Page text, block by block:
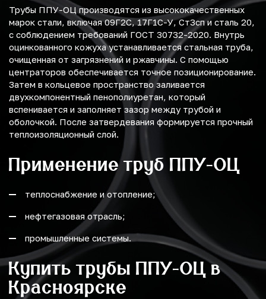
Трубы ППУ-ОЦ производятся из высококачественных
марок стали, включая 09Г2С, 17Г1С-У, Ст3сп и сталь 20,
с соблюдением требований ГОСТ 30732-2020. Внутрь
оцинкованного кожуха устанавливается стальная труба,
очищенная от загрязнений и ржавчины. С помощью
центраторов обеспечивается точное позиционирование.
Затем в кольцевое пространство заливается
двухкомпонентный пенополиуретан, который
вспенивается и заполняет зазор между трубой и
оболочкой. После затвердевания формируется прочный
теплоизоляционный слой.
Применение труб ППУ-ОЦ
теплоснабжение и отопление;
нефтегазовая отрасль;
промышленные системы.
Купить трубы ППУ-ОЦ в
Красноярске